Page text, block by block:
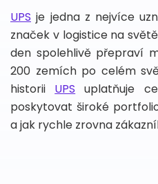
UPS je jedna z nejvíce
značek v logistice na
den spolehlivě přepraví
200 zemích po celém
historii UPS uplatňuje
poskytovat široké
a jak rychle zrovna